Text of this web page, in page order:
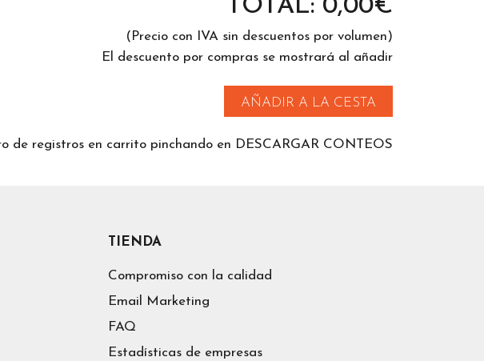
TOTAL: 0,00€
(Precio con IVA sin descuentos por volumen)
El descuento por compras se mostrará al añadir
AÑADIR A LA CESTA
de registros en carrito pinchando en DESCARGAR CONTEOS
TIENDA
Compromiso con la calidad
Email Marketing
FAQ
Estadísticas de empresas